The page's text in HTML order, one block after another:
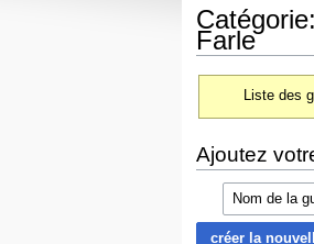
Farle
navigation
recherche
Liste des
Ajoutez